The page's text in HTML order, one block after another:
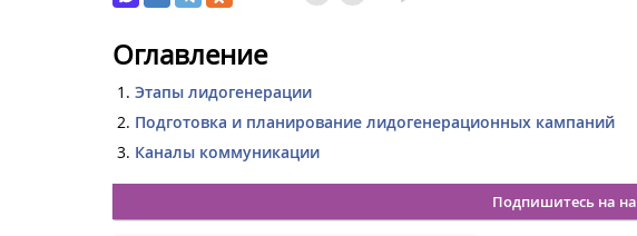
Оглавление
Этапы лидогенерации
Подготовка и планирование лидогенерационных кампаний
Каналы коммуникации
Подпишитесь на